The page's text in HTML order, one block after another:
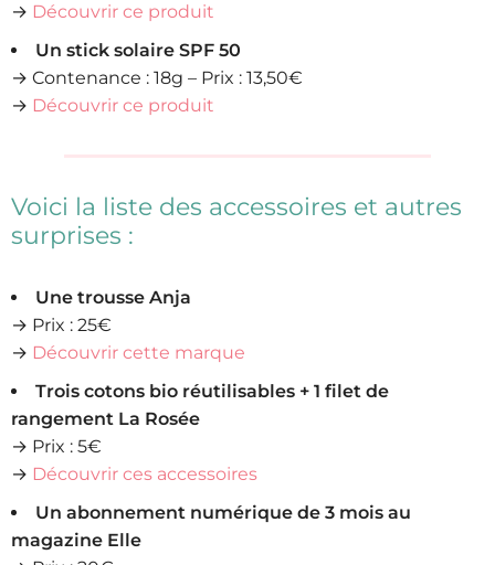
→ Découvrir ce produit
Un stick solaire SPF 50
→ Contenance : 18g – Prix : 13,50€
→ Découvrir ce produit
Voici la liste des accessoires et autres
surprises :
Une trousse Anja
→ Prix : 25€
→ Découvrir cette marque
Trois cotons bio réutilisables + 1 filet de
rangement La Rosée
→ Prix : 5€
→ Découvrir ces accessoires
Un abonnement numérique de 3 mois au
magazine Elle